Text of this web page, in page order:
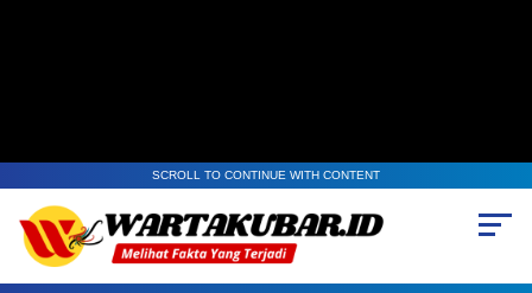
SCROLL TO CONTINUE WITH CONTENT